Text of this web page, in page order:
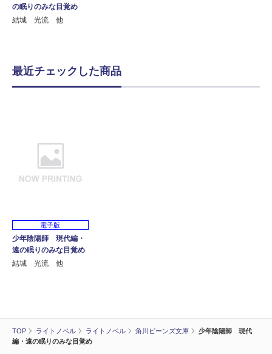
TOP ライトノベル ライトノベル 角川ビーンズ文庫
少年陰陽師 現代
編・遠の眠りのみな目覚め
の眠りのみな目覚め
結城 光流 他
最近チェックした商品
電子版
少年陰陽師 現代編・
遠の眠りのみな目覚め
結城 光流 他